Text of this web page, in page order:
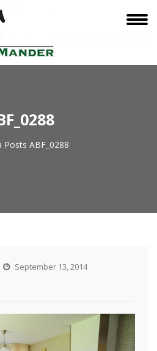
Posts ABF_0288
September 13, 2014